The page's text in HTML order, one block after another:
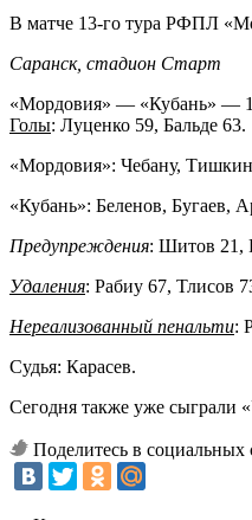
В матче 13-го тура РФПЛ
Саранск, стадион Старт
«Мордовия» — «Кубань» —
Голы: Луценко 59, Бальде 63.
«Мордовия»: Чебану,
«Кубань»: Беленов, Бугаев,
Предупреждения: Шитов 21,
Удаления: Рабиу 67, Тлисов
Нереализованный пенальти:
Судья: Карасев.
Сегодня также уже сыграли
Поделитесь в социальных